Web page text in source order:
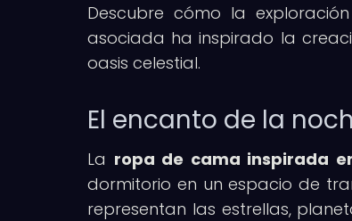
Descubre cómo la
asociada ha inspirado la
oasis celestial.
El encanto de la
La ropa de cama inspirada
dormitorio en un espacio de
representan las estrellas,